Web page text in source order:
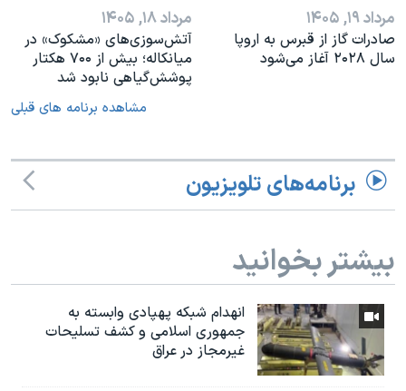
مرداد ۱۹, ۱۴۰۵
صادرات گاز از قبرس به اروپا
سال ۲۰۲۸ آغاز می‌شود
مرداد ۱۸, ۱۴۰۵
آتش‌سوزی‌های «مشکوک» در
میانکاله؛ بیش از ۷۰۰ هکتار
پوشش‌گیاهی نابود شد
مشاهده برنامه های قبلی
برنامه‌های تلویزیون
بیشتر بخوانید
انهدام شبکه پهپادی وابسته به
جمهوری اسلامی و کشف تسلیحات
غیرمجاز در عراق